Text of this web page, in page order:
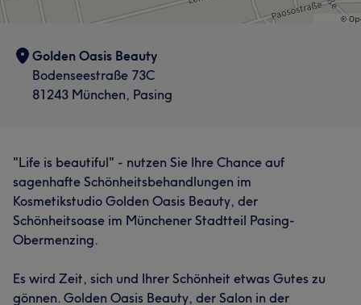
Golden Oasis Beauty
Bodenseestraße 73C
81243 München, Pasing
"Life is beautiful" - nutzen Sie Ihre Chance auf
sagenhafte Schönheitsbehandlungen im
Kosmetikstudio Golden Oasis Beauty, der
Schönheitsoase im Münchener Stadtteil Pasing-
Obermenzing.
Es wird Zeit, sich und Ihrer Schönheit etwas Gutes zu
gönnen. Golden Oasis Beauty, der Salon in der